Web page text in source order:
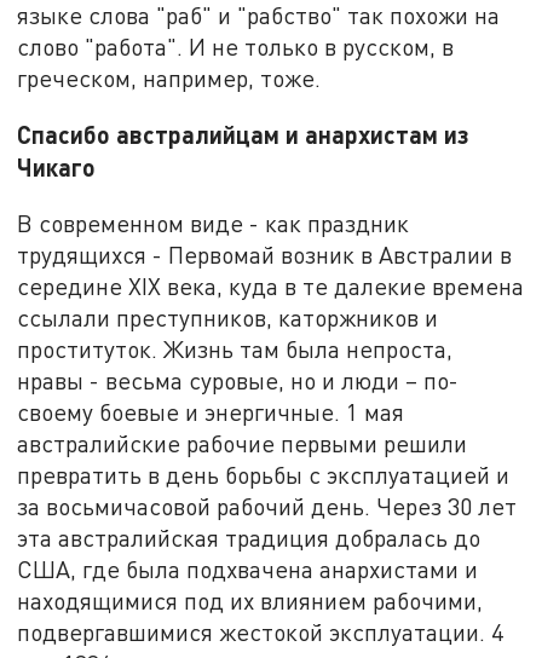
языке слова "раб" и "рабство" так похожи на
слово "работа". И не только в русском, в
греческом, например, тоже.
Спасибо австралийцам и анархистам из
Чикаго
В современном виде - как праздник
трудящихся - Первомай возник в Австралии в
середине XIX века, куда в те далекие времена
ссылали преступников, каторжников и
проституток. Жизнь там была непроста,
нравы - весьма суровые, но и люди – по-
своему боевые и энергичные. 1 мая
австралийские рабочие первыми решили
превратить в день борьбы с эксплуатацией и
за восьмичасовой рабочий день. Через 30 лет
эта австралийская традиция добралась до
США, где была подхвачена анархистами и
находящимися под их влиянием рабочими,
подвергавшимися жестокой эксплуатации. 4